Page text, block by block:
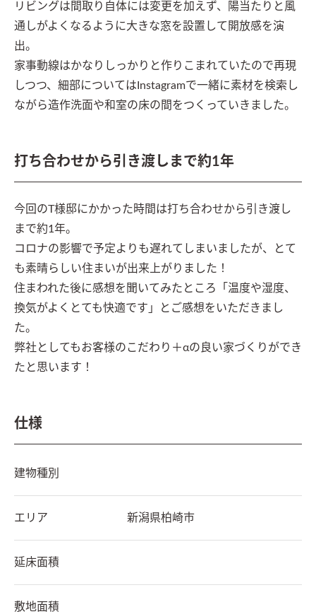
リビングは間取り自体には変更を加えず、陽当たりと風
通しがよくなるように大きな窓を設置して開放感を演
出。
家事動線はかなりしっかりと作りこまれていたので再現
しつつ、細部についてはInstagramで一緒に素材を検索し
ながら造作洗面や和室の床の間をつくっていきました。
打ち合わせから引き渡しまで約1年
今回のT様邸にかかった時間は打ち合わせから引き渡し
まで約1年。
コロナの影響で予定よりも遅れてしまいましたが、とて
も素晴らしい住まいが出来上がりました！
住まわれた後に感想を聞いてみたところ「温度や湿度、
換気がよくとても快適です」とご感想をいただきまし
た。
弊社としてもお客様のこだわり＋αの良い家づくりができ
たと思います！
仕様
建物種別
エリア 新潟県柏崎市
延床面積
敷地面積